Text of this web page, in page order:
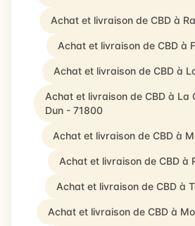
Achat et livraison de CBD à
Achat et livraison de CBD à
Achat et livraison de CBD à
Achat et livraison de CBD à La
Dun - 71800
Achat et livraison de CBD à
Achat et livraison de CBD à
Achat et livraison de CBD à
Achat et livraison de CBD à